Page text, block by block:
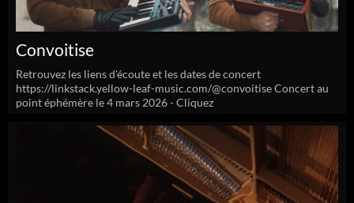
Convoitise
Retrouvez les liens d'écoute et les dates de concert
https://linkstack.yellow-leaf-music.com/@convoitise Concert au
point éphémère le 4 mars 2026 - Cliquez